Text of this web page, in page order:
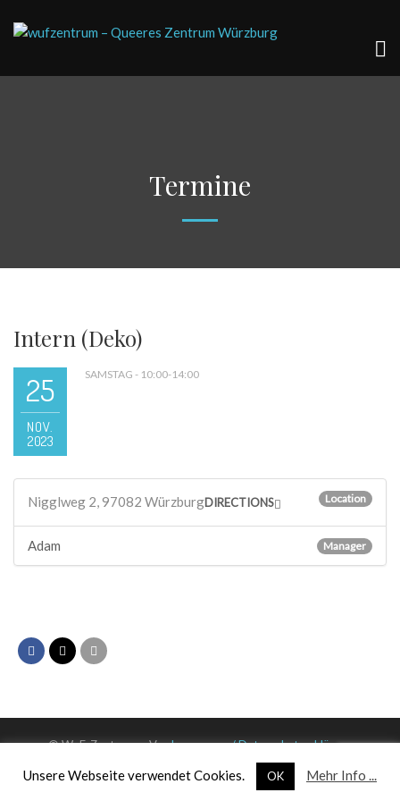
Termine
Intern (Deko)
25
NOV.
2023
SAMSTAG - 10:00-14:00
Nigglweg 2, 97082 Würzburg Location
DIRECTIONS
Adam Manager
© WuF-Zentrum e. V. –Impressum / Datenschutzerklärung
Unsere Webseite verwendet Cookies. OK Mehr Info ...